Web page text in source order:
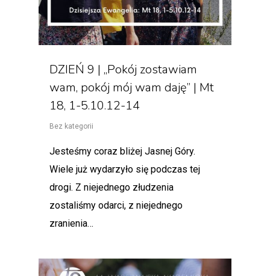
DZIEŃ 9 | „Pokój zostawiam
wam, pokój mój wam daję” | Mt
18, 1-5.10.12-14
Bez kategorii
Jesteśmy coraz bliżej Jasnej Góry.
Wiele już wydarzyło się podczas tej
drogi. Z niejednego złudzenia
zostaliśmy odarci, z niejednego
zranienia…